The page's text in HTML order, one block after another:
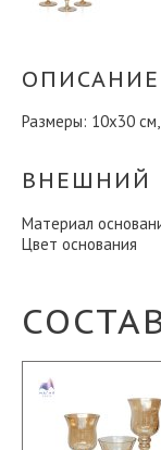
Размеры: 10х30
ВНЕШНИЙ
Материал
Цвет основания